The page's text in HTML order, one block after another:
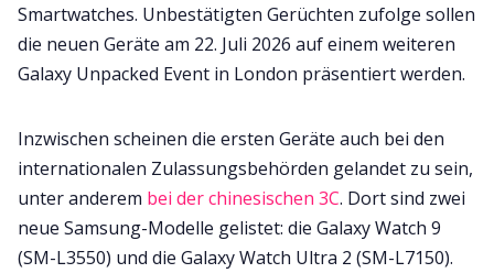
Smartwatches. Unbestätigten Gerüchten zufolge sollen
die neuen Geräte am 22. Juli 2026 auf einem weiteren
Galaxy Unpacked Event in London präsentiert werden.
Inzwischen scheinen die ersten Geräte auch bei den
internationalen Zulassungsbehörden gelandet zu sein,
unter anderem bei der chinesischen 3C. Dort sind zwei
neue Samsung-Modelle gelistet: die Galaxy Watch 9
(SM-L3550) und die Galaxy Watch Ultra 2 (SM-L7150).